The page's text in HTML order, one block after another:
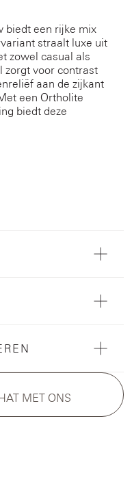
biedt een rijke mix
straalt luxe uit
zowel casual als
zorgt voor contrast
aan de zijkant
een Ortholite
biedt deze
MET ONS